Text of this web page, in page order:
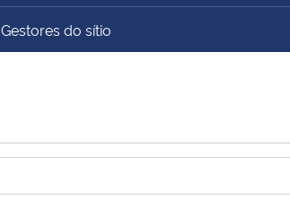
Controladoria-Geral da
Gestores do sítio